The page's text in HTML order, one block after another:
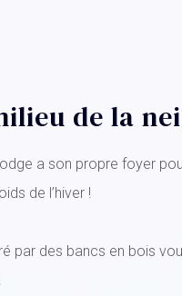
de la
a son propre foyer
de l’hiver !
par des bancs en bois